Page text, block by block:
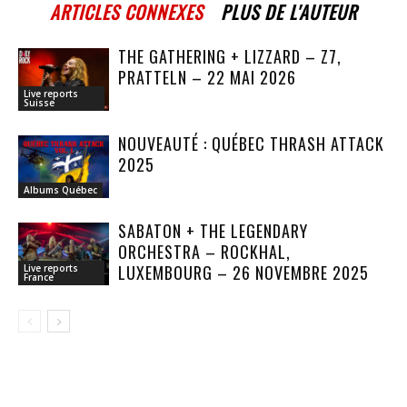
ARTICLES CONNEXES PLUS DE L'AUTEUR
Live reports
Suisse
THE GATHERING + LIZZARD – Z7,
PRATTELN – 22 MAI 2026
Albums Québec
NOUVEAUTÉ : QUÉBEC THRASH ATTACK
2025
Live reports
France
SABATON + THE LEGENDARY
ORCHESTRA – ROCKHAL,
LUXEMBOURG – 26 NOVEMBRE 2025